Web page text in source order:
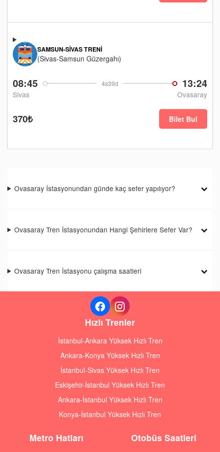
08:45 4s39d 13:24
Sivas Ovasaray
SAMSUN-SIVAS TRENI
(Sivas-Samsun Güzergahı)
370₺ Bilet Bul
Ovasaray İstasyonundan günde kaç sefer yapılıyor?
Ovasaray Tren İstasyonundan Hangi Şehirlere Sefer Var?
Ovasaray Tren İstasyonu çalışma saatleri
Hızlı Trenler
İstanbul-Ankara Yüksek Hızlı Tren
Ankara-Konya Yüksek Hızlı Tren
İstanbul-Sivas Yüksek Hızlı Tren
Eskişehir-İstanbul Yüksek Hızlı Tren
Ankara-İstanbul Yüksek Hızlı Tren
Konya-İstanbul Yüksek Hızlı Tren
Metro Hatları Otobüs Saatleri